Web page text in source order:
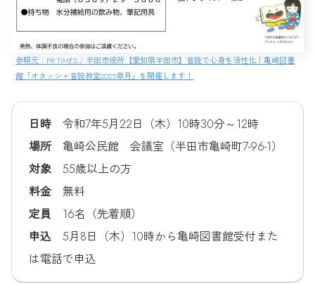
参照元：PR TIMES / 半田市役所【愛知県半田市】音読で心身を活性化！亀崎図書
館「オタッシャ音読教室2025皐月」を開催します！
日時 令和7年5月22日（木）10時30分～12時
場所亀崎公民館 会議室（半田市亀崎町7-96-1）
対象55歳以上の方
料金 無料
定員 16名（先着順）
申込 5月8日（木）10時から亀崎図書館受付また
は電話で申込